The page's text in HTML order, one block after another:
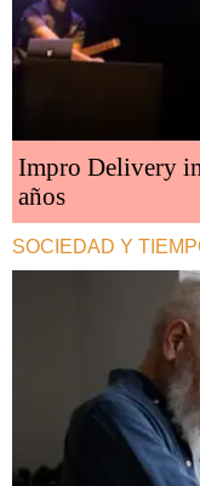
Impro Delivery
años
SOCIEDAD Y